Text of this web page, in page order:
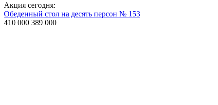
Акция сегодня:
Обеденный стол на десять персон № 153
410 000 389 000